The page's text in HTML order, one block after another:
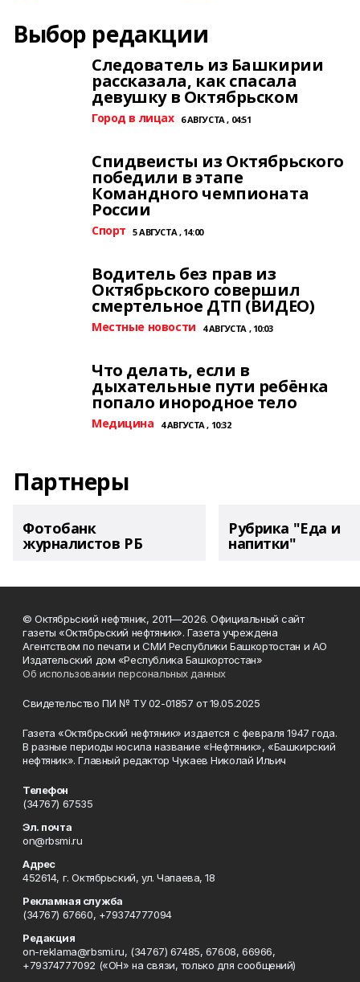
Выбор редакции
Следователь из Башкирии
рассказала, как спасала
девушку в Октябрьском
Город в лицах 6 АВГУСТА , 04:51
Спидвеисты из Октябрьского
победили в этапе
Командного чемпионата
России
Спорт 5 АВГУСТА , 14:00
Водитель без прав из
Октябрьского совершил
смертельное ДТП (ВИДЕО)
Местные новости 4 АВГУСТА , 10:03
Что делать, если в
дыхательные пути ребёнка
попало инородное тело
Медицина 4 АВГУСТА , 10:32
Партнеры
Фотобанк
журналистов РБ
Рубрика "Еда и
напитки"
© Октябрьский нефтяник, 2011—2026. Официальный сайт
газеты «Октябрьский нефтяник». Газета учреждена
Агентством по печати и СМИ Республики Башкортостан и АО
Издательский дом «Республика Башкортостан»
Об использовании персональных данных
Свидетельство ПИ № ТУ 02-01857 от 19.05.2025
Газета «Октябрьский нефтяник» издается с февраля 1947 года.
В разные периоды носила название «Нефтяник», «Башкирский
нефтяник». Главный редактор Чукаев Николай Ильич
Телефон
(34767) 67535
Эл. почта
on@rbsmi.ru
Адрес
452614, г. Октябрьский, ул. Чапаева, 18
Рекламная служба
(34767) 67660, +79374777094
Редакция
on-reklama@rbsmi.ru, (34767) 67485, 67608, 66966,
+79374777092 («ОН» на связи, только для сообщений)